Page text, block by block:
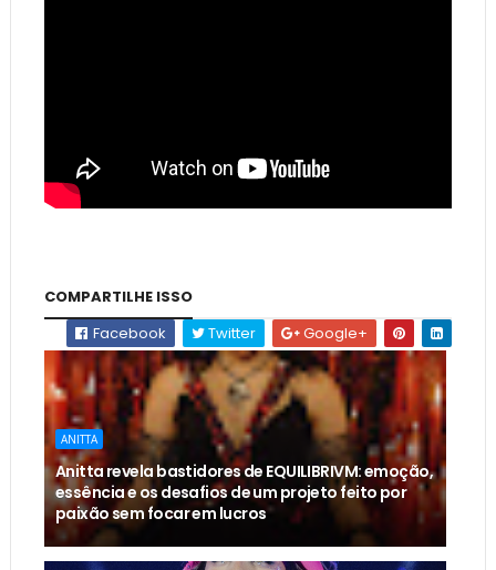
COMPARTILHE ISSO
Facebook
Twitter Google+
ANITTA
Anitta revela bastidores de EQUILIBRIVM: emoção,
essência e os desafios de um projeto feito por
paixão sem focar em lucros